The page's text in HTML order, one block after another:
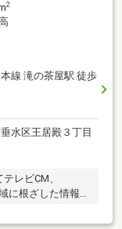
2
線 滝の茶屋駅 徒歩
水区王居殿３丁目
レビCM、
に根ざした情報力
サポート致しま